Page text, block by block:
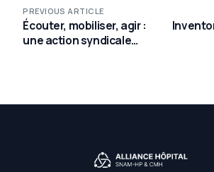
PREVIOUS ARTICLE
Écouter, mobiliser, agir :
une action syndicale